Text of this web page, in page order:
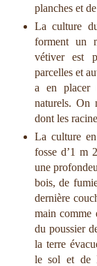
planches et
La culture
forment un
vétiver est
parcelles et
a en placer
naturels. On
dont les
La culture
fosse d’1 m
une
bois, de
dernière
main comme
du poussier
la terre
le sol et de